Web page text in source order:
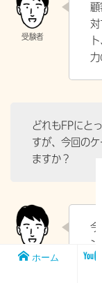
顧
対
力
どれもFPにと
すが、今回の
ますか？
今
ン
ホーム